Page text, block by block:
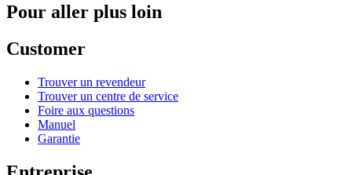
Pour aller plus loin
Customer
Trouver un revendeur
Trouver un centre de service
Foire aux questions
Manuel
Garantie